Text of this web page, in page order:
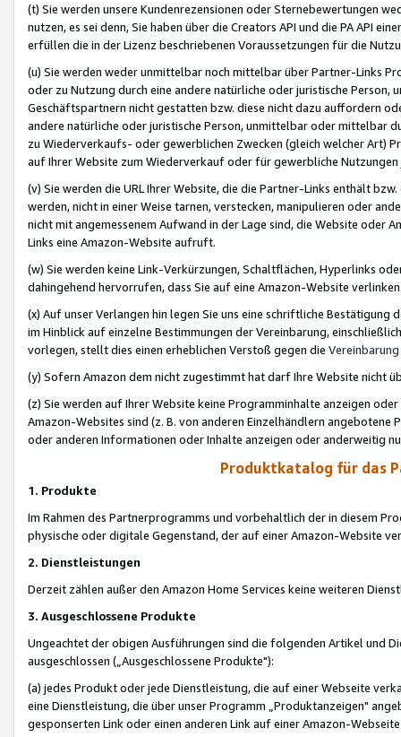
(t) Sie werden unsere Kundenrezensionen oder Sternebewertungen
nutzen, es sei denn, Sie haben über die Creators API und die PA API
erfüllen die in der Lizenz beschriebenen Voraussetzungen für die
(u) Sie werden weder unmittelbar noch mittelbar über Partner-Links
oder zu Nutzung durch eine andere natürliche oder juristische
Geschäftspartnern nicht gestatten bzw. diese nicht dazu auffordern
andere natürliche oder juristische Person, unmittelbar oder mittelbar
zu Wiederverkaufs- oder gewerblichen Zwecken (gleich welcher Art)
auf Ihrer Website zum Wiederverkauf oder für gewerbliche
(v) Sie werden die URL Ihrer Website, die die Partner-Links enthält
werden, nicht in einer Weise tarnen, verstecken, manipulieren oder
nicht mit angemessenem Aufwand in der Lage sind, die Website oder
Links eine Amazon-Website aufruft.
(w) Sie werden keine Link-Verkürzungen, Schaltflächen, Hyperlinks
dahingehend hervorrufen, dass Sie auf eine Amazon-Website
(x) Auf unser Verlangen hin legen Sie uns eine schriftliche
im Hinblick auf einzelne Bestimmungen der Vereinbarung,
vorlegen, stellt dies einen erheblichen Verstoß gegen die Vereinbarung
(y) Sofern Amazon dem nicht zugestimmt hat darf Ihre Website nicht
(z) Sie werden auf Ihrer Website keine Programminhalte anzeigen
Amazon-Websites sind (z. B. von anderen Einzelhändlern
oder anderen Informationen oder Inhalte anzeigen oder anderweitig
Produktkatalog für das
1. Produkte
Im Rahmen des Partnerprogramms und vorbehaltlich der in diesem
physische oder digitale Gegenstand, der auf einer Amazon-Website
2. Dienstleistungen
Derzeit zählen außer den Amazon Home Services keine weiteren
3. Ausgeschlossene Produkte
Ungeachtet der obigen Ausführungen sind die folgenden Artikel und
ausgeschlossen („Ausgeschlossene Produkte"):
(a) jedes Produkt oder jede Dienstleistung, die auf einer Webseite
eine Dienstleistung, die über unser Programm „Produktanzeigen"
gesponserten Link oder einen anderen Link auf einer Amazon-